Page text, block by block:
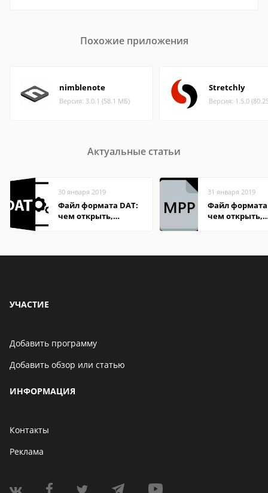
Похожие приложения
nimblenote
Версия: 3.0.1 (58.1 МБ)
Stretchly
Версия: 1.5.0
Актуальные статьи
30 января 2019
Файл формата DAT:
чем открыть,
31 января 2019
Файл
чем открыть,
УЧАСТИЕ
Добавить программу
Добавить обзор или статью
ИНФОРМАЦИЯ
Контакты
Реклама